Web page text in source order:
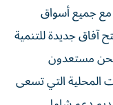
مع جميع أسواق
آفاق جديدة للتنمية
نحن مستعدون
المحلية التي تسعى